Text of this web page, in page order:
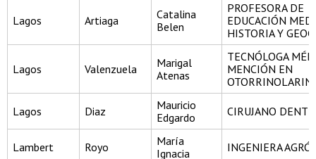
Lagos Artiaga
Catalina
Belen
PROFESORA DE
EDUCACIÓN
HISTORIA Y
Lagos Valenzuela
Marigal
Atenas
TECNÓLOGA
MENCIÓN EN
Lagos Diaz
Mauricio
Edgardo
CIRUJANO
Lambert Royo
María
Ignacia
INGENIERA